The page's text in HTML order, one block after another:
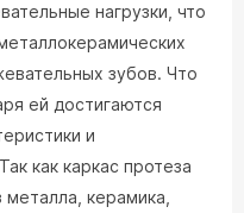
нагрузки, что
зубов. Что
ей достигаются
и
как каркас протеза
керамика,